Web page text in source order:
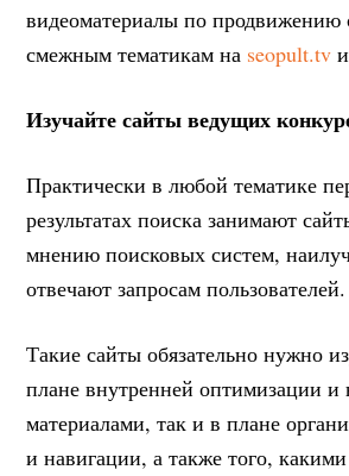
видеоматериалы по продвижению
смежным тематикам на seopult.tv
Изучайте сайты ведущих
Практически в любой тематике
результатах поиска занимают
мнению поисковых систем,
отвечают запросам пользователей.
Такие сайты обязательно нужно
плане внутренней оптимизации и
материалами, так и в плане
и навигации, а также того,